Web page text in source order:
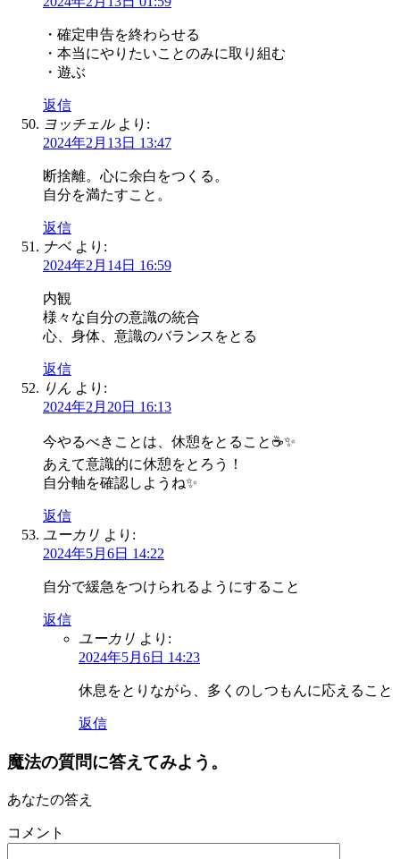
・確定申告を終わらせる
・本当にやりたいことのみに取り組む
・遊ぶ
返信
ヨッチェル より:
2024年2月13日 13:47
断捨離。心に余白をつくる。
自分を満たすこと。
返信
ナベ より:
2024年2月14日 16:59
内観
様々な自分の意識の統合
心、身体、意識のバランスをとる
返信
りん より:
2024年2月20日 16:13
今やるべきことは、休憩をとること☕✨
あえて意識的に休憩をとろう！
自分軸を確認しようね✨
返信
ユーカリ より:
2024年5月6日 14:22
自分で緩急をつけられるようにすること
返信
ユーカリ より:
2024年5月6日 14:23
休息をとりながら、多くのしつもんに応えること
返信
魔法の質問に答えてみよう。
あなたの答え
コメント